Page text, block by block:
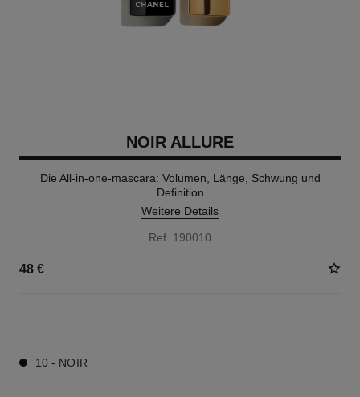
NOIR ALLURE
Die All-in-one-mascara: Volumen, Länge, Schwung und
Definition
Weitere Details
Ref. 190010
48 €
10 - NOIR